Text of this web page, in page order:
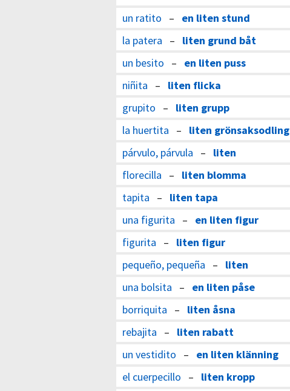
un ratito – en liten stund
la patera – liten grund båt
un besito – en liten puss
niñita – liten flicka
grupito – liten grupp
la huertita – liten grönsaksodling
párvulo, párvula – liten
florecilla – liten blomma
tapita – liten tapa
una figurita – en liten figur
figurita – liten figur
pequeño, pequeña – liten
una bolsita – en liten påse
borriquita – liten åsna
rebajita – liten rabatt
un vestidito – en liten klänning
el cuerpecillo – liten kropp